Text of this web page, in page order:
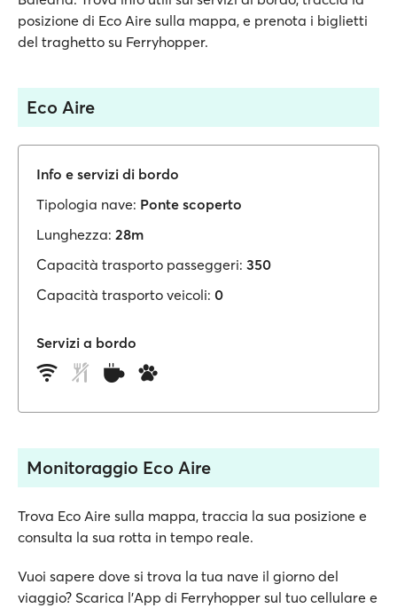
posizione di Eco Aire sulla mappa, e prenota i biglietti
del traghetto su Ferryhopper.
Eco Aire
Info e servizi di bordo
Tipologia nave: Ponte scoperto
Lunghezza: 28m
Capacità trasporto passeggeri: 350
Capacità trasporto veicoli: 0
Servizi a bordo
Monitoraggio Eco Aire
Trova Eco Aire sulla mappa, traccia la sua posizione e
consulta la sua rotta in tempo reale.
Vuoi sapere dove si trova la tua nave il giorno del
viaggio? Scarica l'App di Ferryhopper sul tuo cellulare e